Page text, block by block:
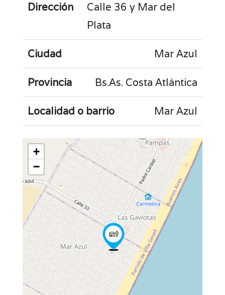
Dirección
Calle 36 y Mar del
Plata
Ciudad Mar Azul
Provincia Bs.As. Costa Atlántica
Localidad o barrio Mar Azul
+
−